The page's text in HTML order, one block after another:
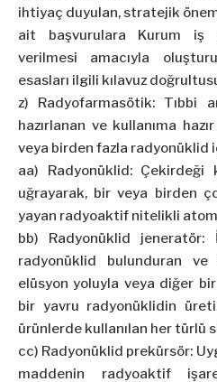
ihtiyaç duyulan, stratejik
ait başvurulara Kurum iş
verilmesi amacıyla
esasları ilgili kılavuz
z) Radyofarmasötik: Tıbbi
hazırlanan ve kullanıma
veya birden fazla radyonüklid
aa) Radyonüklid: Çekirdeği
uğrayarak, bir veya birden
yayan radyoaktif nitelikli
bb) Radyonüklid
radyonüklid bulunduran
elüsyon yoluyla veya diğer
bir yavru radyonüklidin
ürünlerde kullanılan her türlü
cc) Radyonüklid prekürsör:
maddenin radyoaktif